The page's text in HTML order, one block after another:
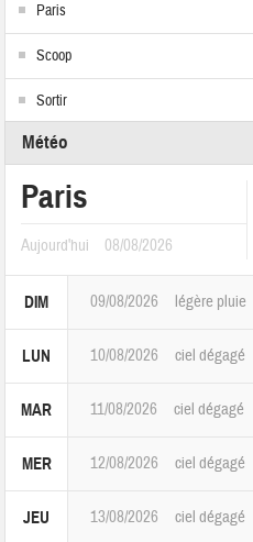
Paris
Scoop
Sortir
Météo
Paris
Aujourd'hui 08/08/2026
DIM 09/08/2026 légère pluie
LUN 10/08/2026 ciel dégagé
MAR 11/08/2026 ciel dégagé
MER 12/08/2026 ciel dégagé
JEU 13/08/2026 ciel dégagé